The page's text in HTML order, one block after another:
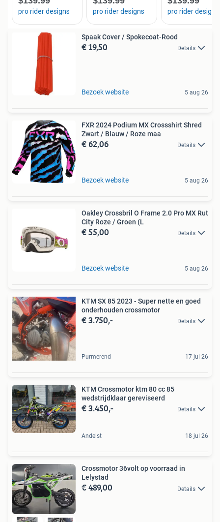
Spaak Cover / Spokecoat-Rood
€ 19,50 Details
Bezoek website 5 aug 26
FXR 2024 Podium MX Crossshirt Shred
Zwart / Blauw / Roze maa
€ 62,06 Details
Bezoek website 5 aug 26
Oakley Crossbril O Frame 2.0 Pro MX Rut
City Roze / Groen (L
€ 55,00 Details
Bezoek website 5 aug 26
KTM SX 85 2023 - Super nette en goed
onderhouden crossmotor
€ 3.750,- Details
Purmerend 17 jul 26
KTM Crossmotor ktm 80 cc 85
wedstrijdklaar gereviseerd
€ 3.450,- Details
Andelst 18 jul 26
Crossmotor 36volt op voorraad in
Lelystad
€ 489,00 Details